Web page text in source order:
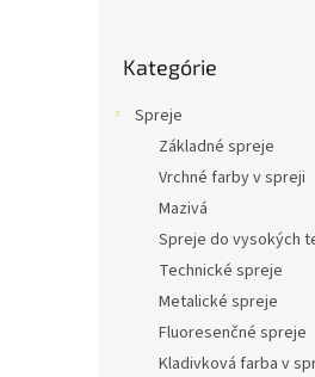
kategórie
Kategórie
Spreje
Základné spreje
Vrchné farby v spreji
Mazivá
Spreje do vysokých
Technické spreje
Metalické spreje
Fluoresenčné spreje
Kladivková farba v